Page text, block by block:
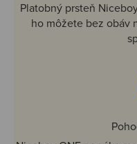
Platobný prsteň
ho môžete bez obáv